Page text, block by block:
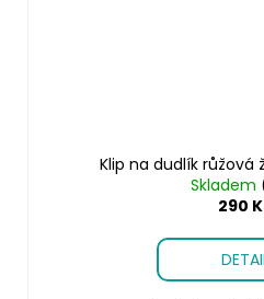
Klip na dudlík růžová
Skladem
290